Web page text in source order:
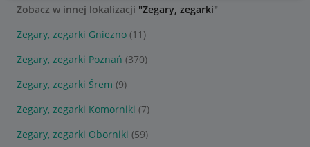
Zobacz w innej lokalizacji "Zegary, zegarki"
Zegary, zegarki Gniezno (11)
Zegary, zegarki Poznań (370)
Zegary, zegarki Śrem (9)
Zegary, zegarki Komorniki (7)
Zegary, zegarki Oborniki (59)